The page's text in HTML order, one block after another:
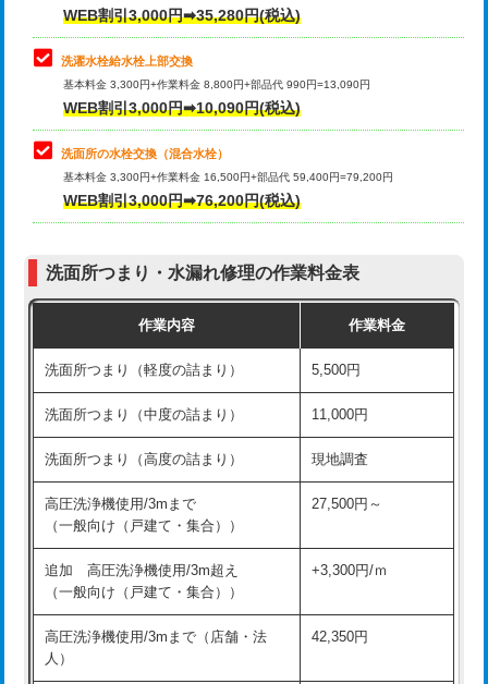
排水管工事（追加 排水管工事/3ｍ超
え）
マス交換（土の掘削・埋め戻し作業）
マス交換（深さ50㎝未満）
マス交換（深さ50㎝以上）
モルタル補修（厚さ10㎝まで） 27,500円
モルタル補修（厚さ10㎝超え） 38,500円
洗面台設置 38,500円
バスタブ設置 現場見積
追加人工 16,500円
廃棄・処分 現場見積
※給水管工事は20mmまでの価格です。
その他部品の脱着
交換・取付（タンク）
交換・取付(単水栓（壁付・デッキ
式）)
交換・取付(混合水栓（壁付・デッキ
式・ワンホール）)
16,500円+材料費
（P/S/ポップアップ））
交換・取付（その他部品） 11,000円+材料費
持込商品取付（単水栓） 13,200円
持込商品取付（混合水栓） 16,500円
持込商品取付（浄水器・分岐水栓） 16,500円
給水管工事※（ホール加工) 16,500円
給水管工事※（バンド止め)
給水管工事※（支持金具設置) 5,500円
給水管工事※（保温材使用（バンド止
め込み）)
5,500円
WEB割引3,000円➡35,280円(税込)
洗濯水栓給水栓上部交換
基本料金 3,300円+作業料金 8,800円+部品代 990円=13,090円
WEB割引3,000円➡10,090円(税込)
洗面所の水栓交換（混合水栓）
基本料金 3,300円+作業料金 16,500円+部品代 59,400円=79,200円
WEB割引3,000円➡76,200円(税込)
洗面所つまり・水漏れ修理の作業料金表
作業内容 作業料金
洗面所つまり（軽度の詰まり） 5,500円
洗面所つまり（中度の詰まり） 11,000円
洗面所つまり（高度の詰まり） 現地調査
高圧洗浄機使用/3mまで
（一般向け（戸建て・集合））
27,500円～
追加 高圧洗浄機使用/3m超え
（一般向け（戸建て・集合））
+3,300円/ｍ
高圧洗浄機使用/3mまで（店舗・法
人）
42,350円